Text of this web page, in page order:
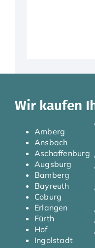
Wir kaufen
Amberg
Ansbach
Aschaffenburg
Augsburg
Bamberg
Bayreuth
Coburg
Erlangen
Fürth
Hof
Ingolstadt